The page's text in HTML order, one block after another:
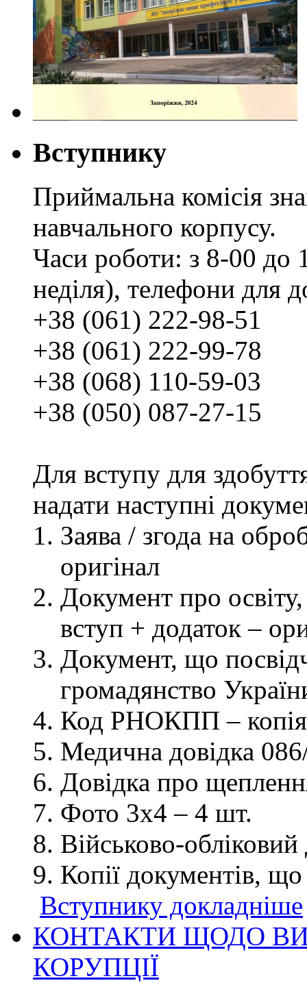
Вступнику
Приймальна комісія
навчального корпусу.
Часи роботи: з 8-00 до
неділя), телефони для
+38 (061) 222-98-51
+38 (061) 222-99-78
+38 (068) 110-59-03
+38 (050) 087-27-15
Для вступу для
надати наступні
Заява / згода на
оригінал
Документ про освіту,
вступ + додаток –
Документ, що
громадянство
Код РНОКПП – копія
Медична довідка
Довідка про
Фото 3х4 – 4 шт.
Військово-
Копії документів,
Вступнику докладніше
КОНТАКТИ ЩОДО
КОРУПЦІЇ